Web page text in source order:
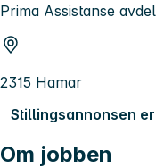
Prima Assistanse
2315 Hamar
Stillingsannonsen
Om jobben